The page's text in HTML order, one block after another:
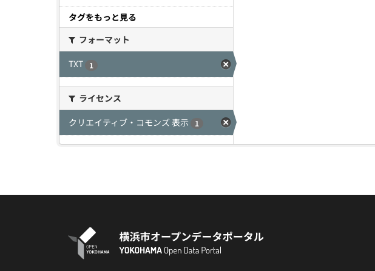
タグをもっと見る
フォーマット
TXT
1
ライセンス
クリエイティブ・コモンズ 表示
1